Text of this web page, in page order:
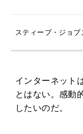
スティーブ・ジョブ
インターネット
とはない。感動
したいのだ。